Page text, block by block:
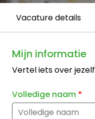
Vacature details
Mijn informatie
Vertel iets over jezelf
Volledige naam *